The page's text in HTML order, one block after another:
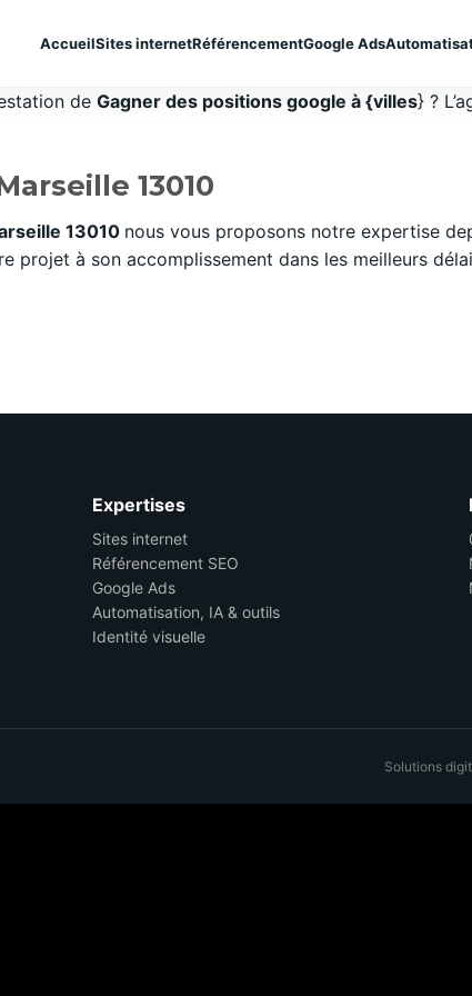
AccueilSites internetRéférencementGoogle Ads
de Gagner des positions google à {villes} ?
13010
13010 nous vous proposons notre expertise
projet à son accomplissement dans les meilleurs
Expertises
Sites internet
Référencement SEO
Google Ads
Automatisation, IA & outils
Identité visuelle
Solutions